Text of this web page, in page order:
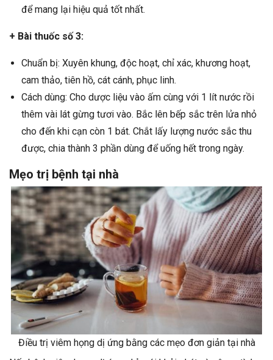
để mang lại hiệu quả tốt nhất.
+ Bài thuốc số 3:
Chuẩn bị: Xuyên khung, độc hoạt, chỉ xác, khương hoạt,
cam thảo, tiên hồ, cát cánh, phục linh.
Cách dùng: Cho dược liệu vào ấm cùng với 1 lít nước rồi
thêm vài lát gừng tươi vào. Bắc lên bếp sắc trên lửa nhỏ
cho đến khi cạn còn 1 bát. Chắt lấy lượng nước sắc thu
được, chia thành 3 phần dùng để uống hết trong ngày.
Mẹo trị bệnh tại nhà
Điều trị viêm họng dị ứng bằng các mẹo đơn giản tại nhà